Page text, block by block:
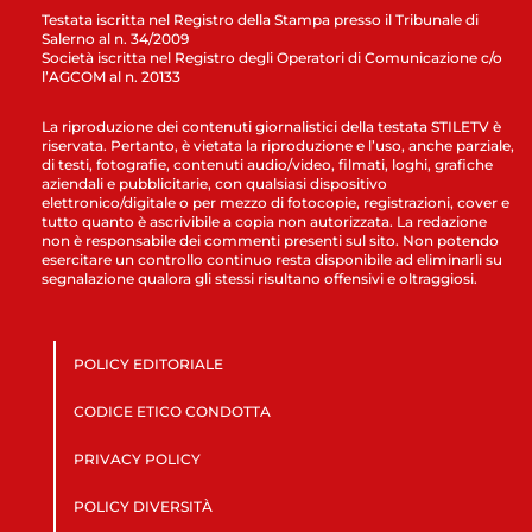
Testata iscritta nel Registro della Stampa presso il Tribunale di
Salerno al n. 34/2009
Società iscritta nel Registro degli Operatori di Comunicazione c/o
l’AGCOM al n. 20133
La riproduzione dei contenuti giornalistici della testata STILETV è
riservata. Pertanto, è vietata la riproduzione e l’uso, anche parziale,
di testi, fotografie, contenuti audio/video, filmati, loghi, grafiche
aziendali e pubblicitarie, con qualsiasi dispositivo
elettronico/digitale o per mezzo di fotocopie, registrazioni, cover e
tutto quanto è ascrivibile a copia non autorizzata. La redazione
non è responsabile dei commenti presenti sul sito. Non potendo
esercitare un controllo continuo resta disponibile ad eliminarli su
segnalazione qualora gli stessi risultano offensivi e oltraggiosi.
POLICY EDITORIALE
CODICE ETICO CONDOTTA
PRIVACY POLICY
POLICY DIVERSITÀ